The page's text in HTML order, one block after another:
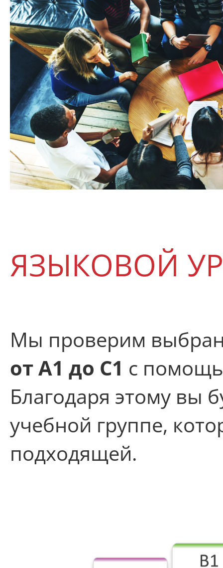
ЯЗЫКОВОЙ
Мы проверим
от A1 до C1 с
Благодаря этому вы
учебной группе,
подходящей.